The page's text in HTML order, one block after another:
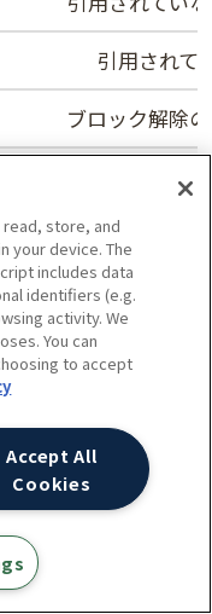
引用されて
ブロック解除
引用されて
引用されて
引用されてい
引用されて
store, and
your device. The
includes data
identifiers (e.g.
activity. We
You can
to accept
Accept All
Cookies